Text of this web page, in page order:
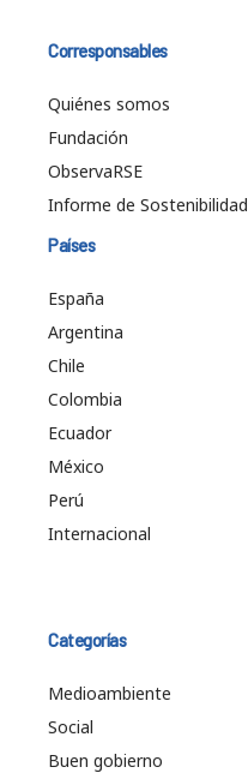
Corresponsables
Quiénes somos
Fundación
ObservaRSE
Informe de Sostenibilidad
Países
España
Argentina
Chile
Colombia
Ecuador
México
Perú
Internacional
Categorías
Medioambiente
Social
Buen gobierno